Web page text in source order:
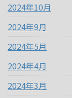
2024年10月
2024年9月
2024年5月
2024年4月
2024年3月